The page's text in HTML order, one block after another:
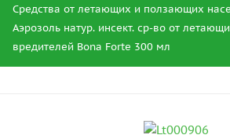
Средства от летающих и ползающих
Аэрозоль натур. инсект. ср-во от
вредителей Bona Forte 300 мл